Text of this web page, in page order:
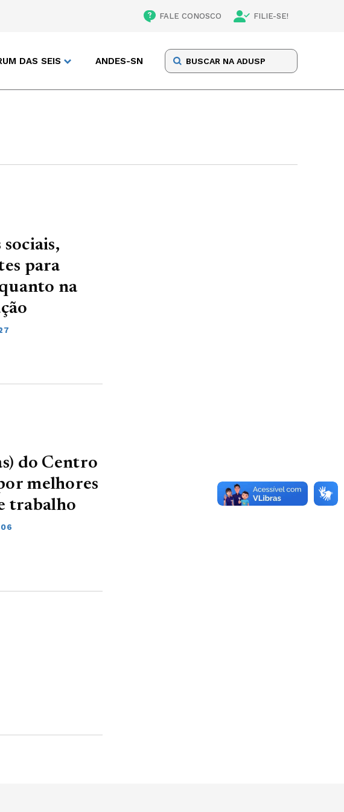
FALE CONOSCO FILIE-SE!
DAS SEIS ANDES-SN
para
na
do Centro
melhores
trabalho